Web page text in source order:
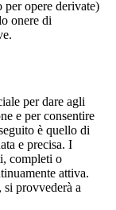
opere derivate)
onere di
per dare agli
e per consentire
è quello di
e precisa. I
completi o
attiva.
si provvederà a